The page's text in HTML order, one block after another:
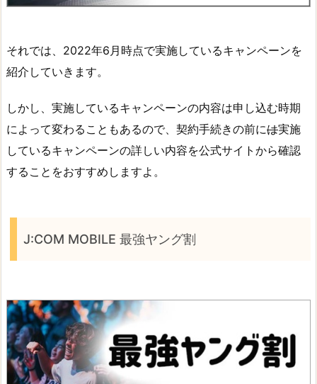
それでは、2022年6月時点で実施しているキャンペーンを
紹介していきます。
しかし、実施しているキャンペーンの内容は申し込む時期
によって変わることもあるので、契約手続きの前には実施
しているキャンペーンの詳しい内容を公式サイトから確認
することをおすすめしますよ。
J:COM MOBILE 最強ヤング割